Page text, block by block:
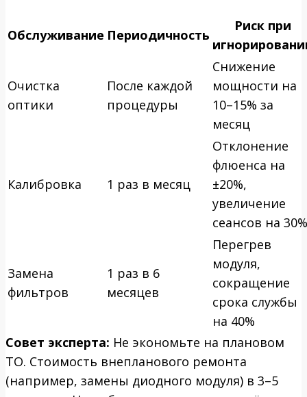
Обслуживание Периодичность
Риск при
Очистка
оптики
После каждой
процедуры
Снижение
мощности на
10–15% за
месяц
Калибровка 1 раз в месяц
Отклонение
флюенса на
±20%,
увеличение
сеансов на 30%
Замена
фильтров
1 раз в 6
месяцев
Перегрев
модуля,
сокращение
срока службы
на 40%
Совет эксперта: Не экономьте на плановом
ТО. Стоимость внепланового ремонта
(например, замены диодного модуля) в 3–5